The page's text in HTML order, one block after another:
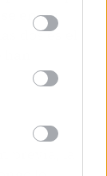
en un
dos es el